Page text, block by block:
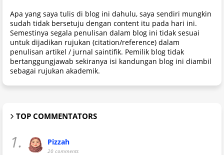
Apa yang saya tulis di blog ini dahulu, saya sendiri mungkin
sudah tidak bersetuju dengan content itu pada hari ini.
Semestinya segala penulisan dalam blog ini tidak sesuai
untuk dijadikan rujukan (citation/reference) dalam
penulisan artikel / jurnal saintifik. Pemilik blog tidak
bertanggungjawab sekiranya isi kandungan blog ini diambil
sebagai rujukan akademik.
TOP COMMENTATORS
1. Pizzah
20 comments